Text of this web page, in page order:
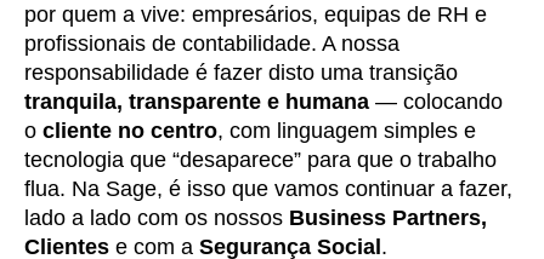
por quem a vive: empresários, equipas de RH e
profissionais de contabilidade. A nossa
responsabilidade é fazer disto uma transição
tranquila, transparente e humana — colocando
o cliente no centro, com linguagem simples e
tecnologia que “desaparece” para que o trabalho
flua. Na Sage, é isso que vamos continuar a fazer,
lado a lado com os nossos Business Partners,
Clientes e com a Segurança Social .